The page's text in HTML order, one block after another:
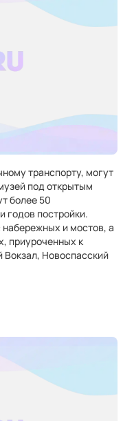
транспорту, могут
под открытым
более 50
годов постройки.
и мостов, а
приуроченных к
Новоспасский